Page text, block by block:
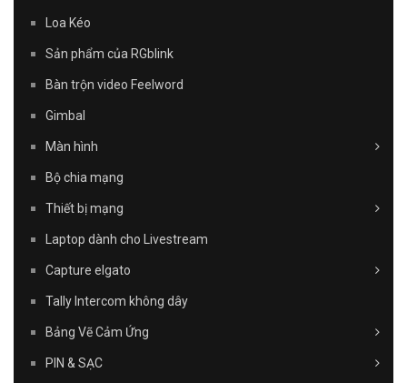
Loa Kéo
Sản phẩm của RGblink
Bàn trộn video Feelword
Gimbal
Màn hình
Bộ chia mạng
Thiết bị mạng
Laptop dành cho Livestream
Capture elgato
Tally Intercom không dây
Bảng Vẽ Cảm Ứng
PIN & SẠC